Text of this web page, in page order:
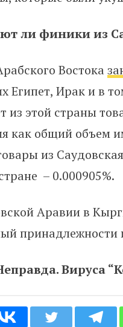
ли финики из
Востока
Египет, Ирак и в
из этой страны
как общий объем
из
– 0.000905%.
Аравии в
Вируса